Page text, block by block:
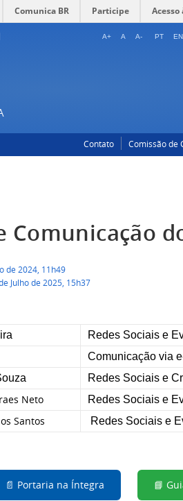
Comunica BR Participe
A+ A A- PT EN
Contato Comissão de
Comunicação
de 2024, 11h49
Julho de 2025, 15h37
Redes Sociais e
Comunicação via
Redes Sociais e
Neto Redes Sociais e
Santos Redes Sociais e
📄 Portaria na Íntegra 📘